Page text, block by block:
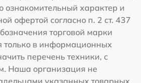
ознакомительный характер и
офертой согласно п. 2 ст. 437
торговой марки
только в информационных
перечень техники, с
Наша организация не